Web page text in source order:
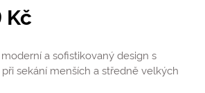
Kč
a sofistikovaný design s
sekání menších a středně velkých